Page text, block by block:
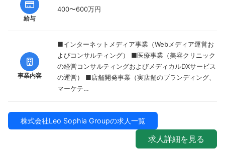
給与
400〜600万円
事業内容
■インターネットメディア事業（Webメディア運営お
よびコンサルティング） ■医療事業（美容クリニック
の経営コンサルティングおよびメディカルDXサービス
の運営） ■店舗開発事業（実店舗のブランディング、
マーケテ…
株式会社Leo Sophia Groupの求人一覧
求人詳細を見る